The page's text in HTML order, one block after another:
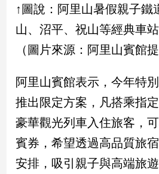
兩
岸/
國
際
會/
地
方
新
冠
病
毒
專
↑圖說：阿里山暑假親子鐵
山、沼平、祝山等經典車站
（圖片來源：阿里山賓館提
阿里山賓館表示，今年特
推出限定方案，凡搭乘指
豪華觀光列車入住旅客，
賓券，希望透過高品質旅
安排，吸引親子與高端旅